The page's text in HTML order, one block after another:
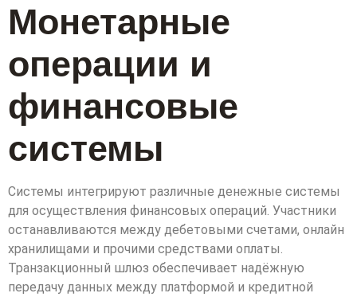
Монетарные
операции и
финансовые
системы
Системы интегрируют различные денежные системы
для осуществления финансовых операций. Участники
останавливаются между дебетовыми счетами, онлайн
хранилищами и прочими средствами оплаты.
Транзакционный шлюз обеспечивает надёжную
передачу данных между платформой и кредитной